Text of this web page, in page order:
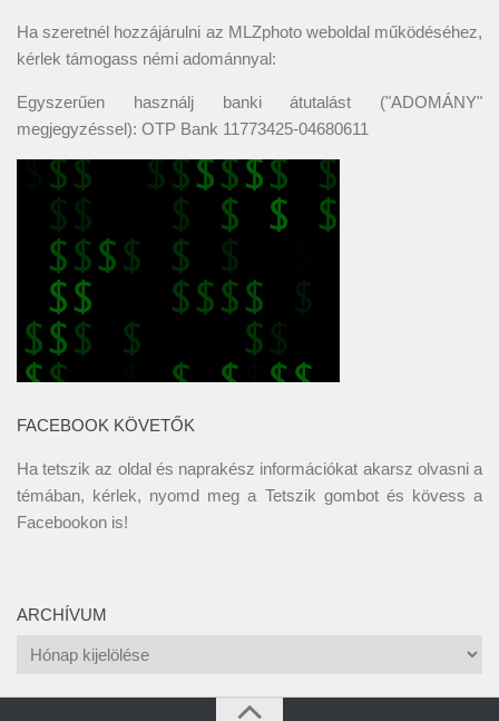
Ha szeretnél hozzájárulni az MLZphoto weboldal működéséhez,
kérlek támogass némi adománnyal:
Egyszerűen használj banki átutalást ("ADOMÁNY"
megjegyzéssel): OTP Bank 11773425-04680611
FACEBOOK KÖVETŐK
Ha tetszik az oldal és naprakész információkat akarsz olvasni a
témában, kérlek, nyomd meg a Tetszik gombot és kövess a
Facebookon is!
ARCHÍVUM
Archívum